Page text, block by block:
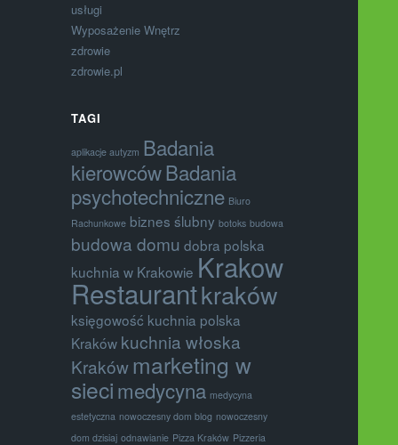
usługi
Wyposażenie Wnętrz
zdrowie
zdrowie.pl
TAGI
aplikacje autyzm Badania
kierowcówBadania
psychotechniczne Biuro
Rachunkowe biznes ślubny botoks budowa
budowa domu dobra polska
kuchnia w Krakowie Krakow
Restaurantkraków
księgowość kuchnia polska
Kraków kuchnia włoska
Krakówmarketing w
siecimedycyna medycyna
estetyczna nowoczesny dom blog nowoczesny
dom dzisiaj odnawianie Pizza Kraków Pizzeria